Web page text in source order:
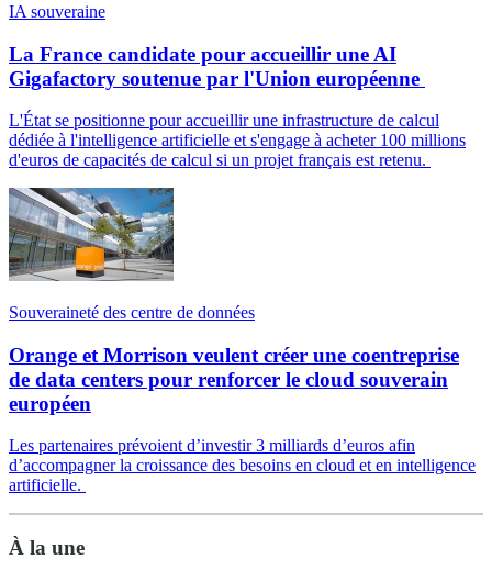
IA souveraine
La France candidate pour accueillir une AI
Gigafactory soutenue par l'Union européenne
L'État se positionne pour accueillir une infrastructure de calcul
dédiée à l'intelligence artificielle et s'engage à acheter 100 millions
d'euros de capacités de calcul si un projet français est retenu.
Souveraineté des centre de données
Orange et Morrison veulent créer une coentreprise
de data centers pour renforcer le cloud souverain
européen
Les partenaires prévoient d’investir 3 milliards d’euros afin
d’accompagner la croissance des besoins en cloud et en intelligence
artificielle.
À la une